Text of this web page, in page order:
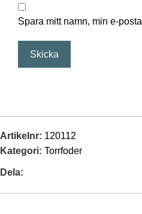
Spara mitt namn, min e-
Artikelnr: 120112
Kategori: Torrfoder
Dela: